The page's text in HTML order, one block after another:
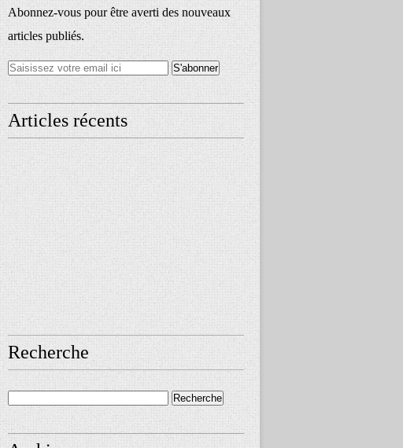
Abonnez-vous pour être averti des nouveaux
articles publiés.
Articles récents
Recherche